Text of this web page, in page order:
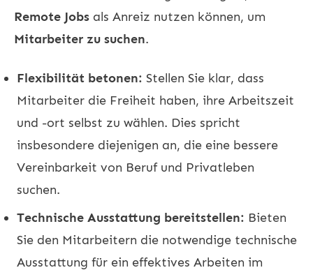
Remote Jobs als Anreiz nutzen können, um
Mitarbeiter zu suchen.
Flexibilität betonen: Stellen Sie klar, dass
Mitarbeiter die Freiheit haben, ihre Arbeitszeit
und -ort selbst zu wählen. Dies spricht
insbesondere diejenigen an, die eine bessere
Vereinbarkeit von Beruf und Privatleben
suchen.
Technische Ausstattung bereitstellen: Bieten
Sie den Mitarbeitern die notwendige technische
Ausstattung für ein effektives Arbeiten im